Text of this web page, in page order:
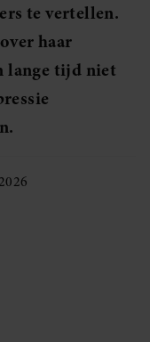
te vertellen.
haar
lange tijd niet